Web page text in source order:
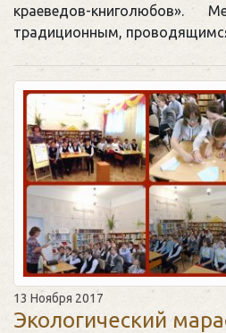
краеведов-книголюбов».
традиционным,
13 Ноября 2017
Экологический